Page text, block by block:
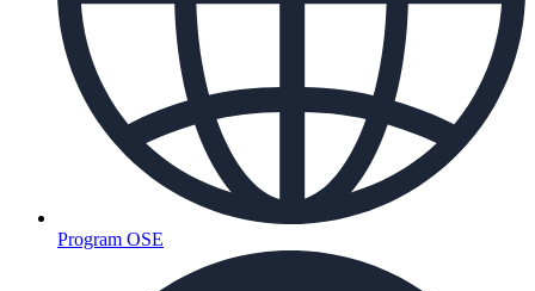
Program OSE